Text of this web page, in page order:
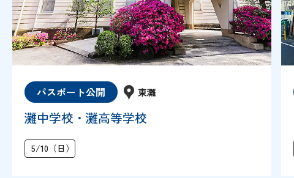
パスポート公開 東灘
灘中学校・灘高等学校
5/10（日）